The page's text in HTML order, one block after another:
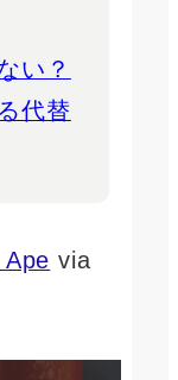
い？
代替
via